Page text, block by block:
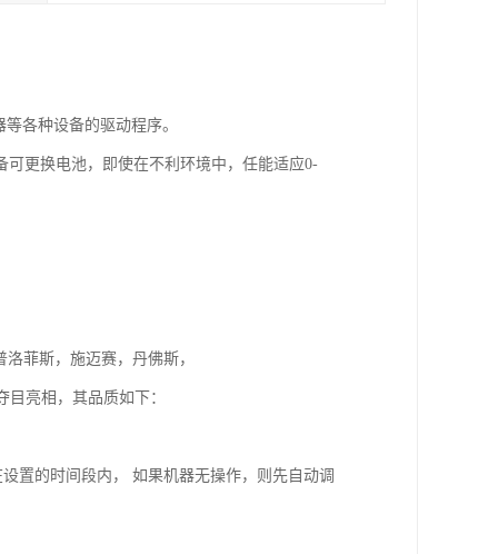
各种设备的驱动程序。
更换电池，即使在不利环境中，任能适应0-
菲斯，施迈赛，丹佛斯，
亮相，其品质如下：
置的时间段内， 如果机器无操作，则先自动调